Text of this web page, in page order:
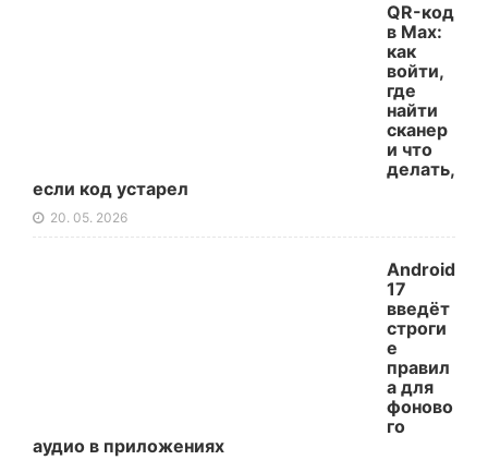
QR-код
в Max:
как
войти,
где
найти
сканер
и что
делать,
если код устарел
20. 05. 2026
Android
17
введёт
строги
е
правил
а для
фоново
го
аудио в приложениях